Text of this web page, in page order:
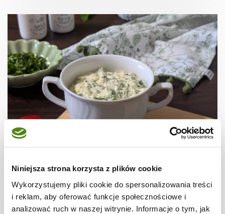
Niniejsza strona korzysta z plików cookie
Wykorzystujemy pliki cookie do spersonalizowania treści
i reklam, aby oferować funkcje społecznościowe i
analizować ruch w naszej witrynie. Informacje o tym, jak